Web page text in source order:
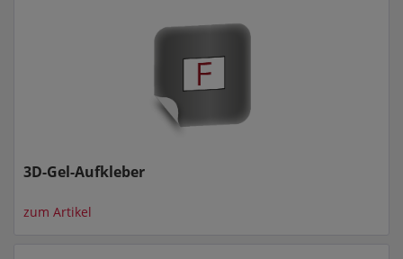
3D-Gel-Aufkleber
zum Artikel